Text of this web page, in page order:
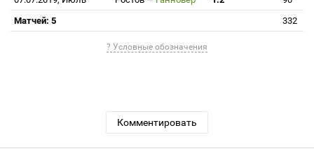
Матчей: 5
332
? Условные обозначения
Комментировать